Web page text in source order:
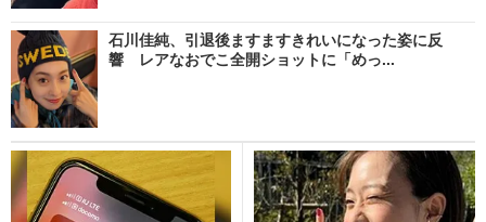
石川佳純、引退後ますますきれいになった姿に反
響 レアなおでこ全開ショットに「めっ...